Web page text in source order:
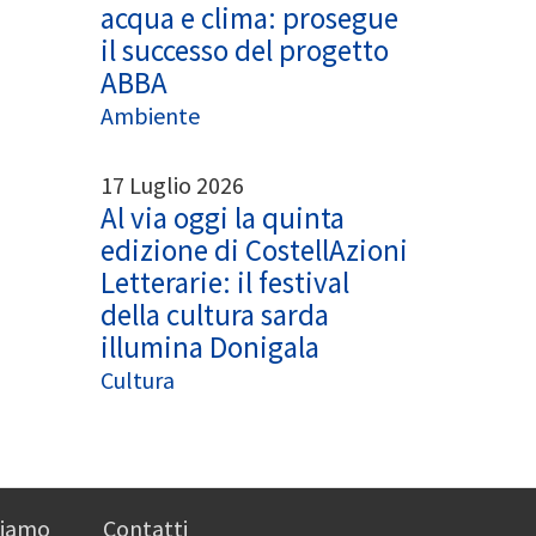
acqua e clima: prosegue
il successo del progetto
ABBA
Ambiente
17 Luglio 2026
Al via oggi la quinta
edizione di CostellAzioni
Letterarie: il festival
della cultura sarda
illumina Donigala
Cultura
Contatti